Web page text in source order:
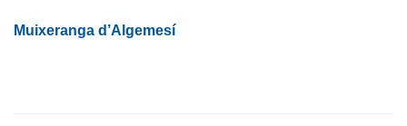
Muixeranga d’Algemesí